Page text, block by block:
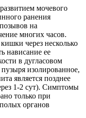
мочевого
ранения
на
многих часов.
через несколько
нависание ее
в дугласовом
изолированное,
является позднее
1-2 сут). Симптомы
только при
органов